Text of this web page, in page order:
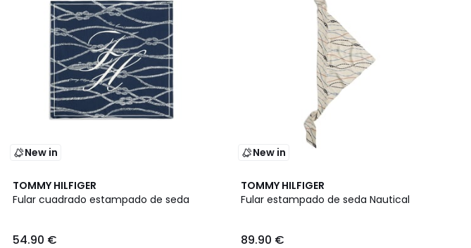
New in
TOMMY HILFIGER
Fular cuadrado estampado de seda
54.90 €
2
Colores
New in
TOMMY HILFIGER
Fular estampado de seda Nautical
89.90 €
2
Colores